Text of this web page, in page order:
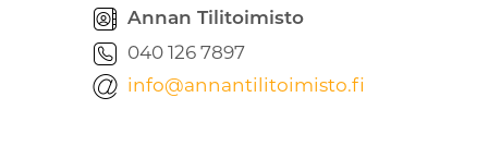
Annan Tilitoimisto
040 126 7897
info@annantilitoimisto.fi